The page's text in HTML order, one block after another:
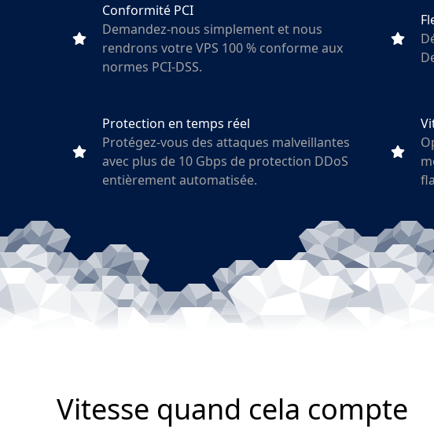
Conformité PCI
Demandez-nous simplement et nous
rendrons votre VPS 100 % conforme aux
normes PCI-DSS.
Protection en temps réel
Protégez-vous des attaques malveillantes
avec plus de 10 Gbps de protection DDoS
entièrement automatisée.
Vitesse quand cela compte